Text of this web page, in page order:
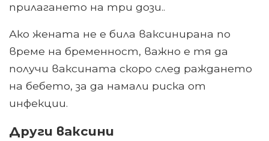
прилагането на три дози..
Ако жената не е била ваксинирана по
време на бременност, важно е тя да
получи ваксината скоро след раждането
на бебето, за да намали риска от
инфекции.
Други ваксини